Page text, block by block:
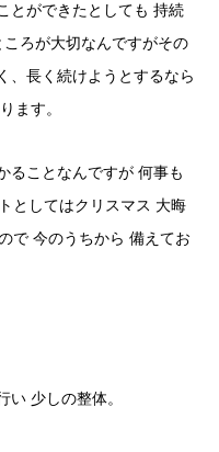
とができたとしても 持続
ろが大切なんですがその
、長く続けようとするなら
ます。
ることなんですが 何事も
としてはクリスマス 大晦
で 今のうちから 備えてお
少しの整体。